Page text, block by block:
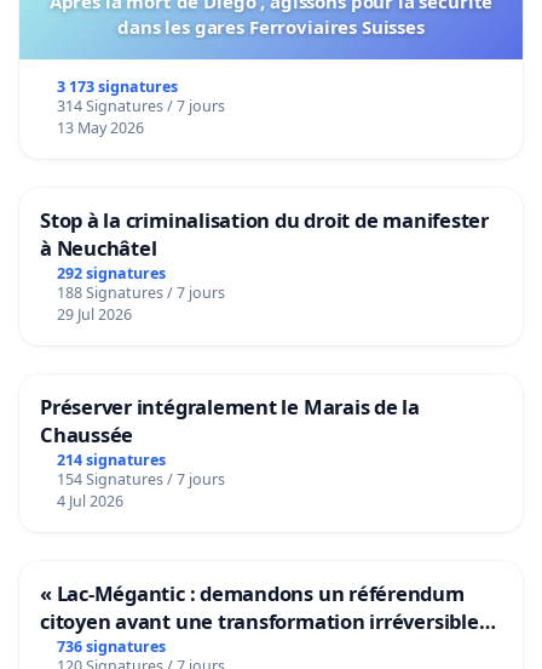
dans les gares Ferroviaires Suisses
3 173 signatures
314 Signatures / 7 jours
13 May 2026
Stop à la criminalisation du droit de manifester
à Neuchâtel
292 signatures
188 Signatures / 7 jours
29 Jul 2026
Préserver intégralement le Marais de la
Chaussée
214 signatures
154 Signatures / 7 jours
4 Jul 2026
« Lac-Mégantic : demandons un référendum
citoyen avant une transformation irréversible
de notre territoire »
736 signatures